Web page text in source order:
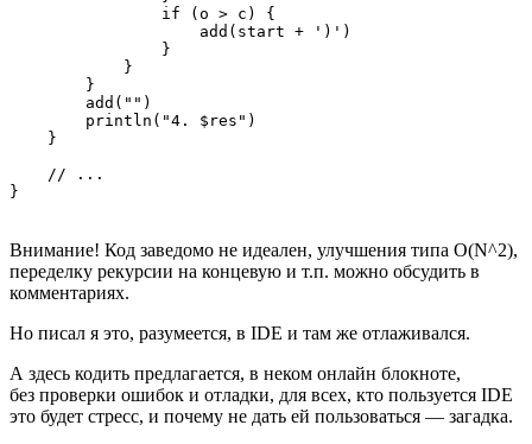
                if (o > c) {
                    add(start + ')')
                }
            }
        }
        add("")
        println("4. $res")
    }
    // ...
}
Внимание! Код заведомо не идеален, улучшения типа О(N^2),
переделку рекурсии на концевую и т.п. можно обсудить в
комментариях.
Но писал я это, разумеется, в IDE и там же отлаживался.
А здесь кодить предлагается, в неком онлайн блокноте,
без проверки ошибок и отладки, для всех, кто пользуется IDE
это будет стресс, и почему не дать ей пользоваться — загадка.